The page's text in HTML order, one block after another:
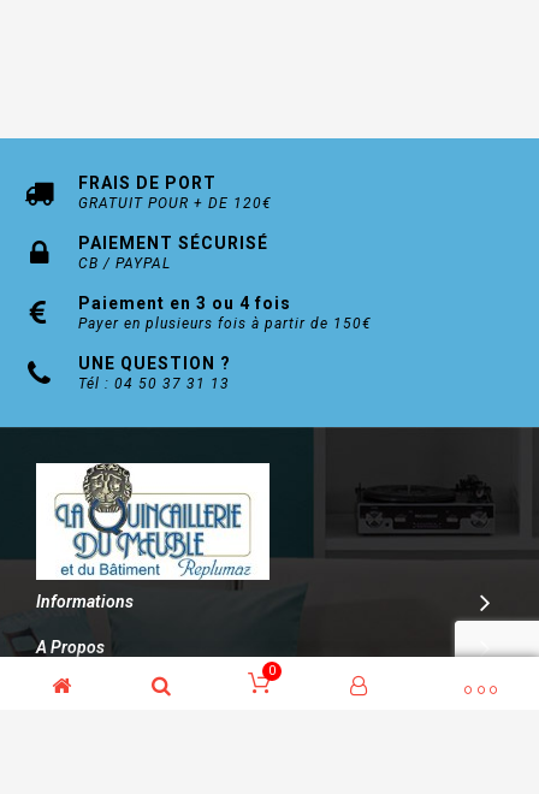
FRAIS DE PORT
GRATUIT POUR + DE 120€
PAIEMENT SÉCURISÉ
CB / PAYPAL
Paiement en 3 ou 4 fois
Payer en plusieurs fois à partir de 150€
UNE QUESTION ?
Tél : 04 50 37 31 13
Informations
A Propos
Contact
0